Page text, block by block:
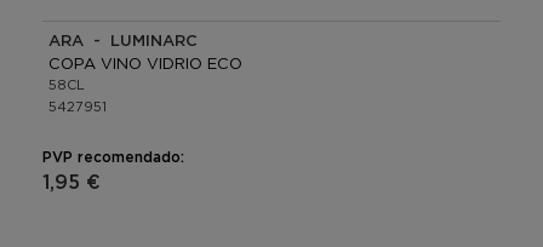
ARA - LUMINARC
COPA VINO VIDRIO ECO
58CL
5427951
PVP recomendado:
1,95 €